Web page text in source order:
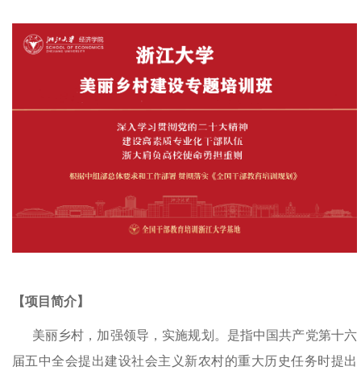
【项目简介】
美丽乡村，加强领导，实施规划。是指中国共产党第十六
届五中全会提出建设社会主义新农村的重大历史任务时提出